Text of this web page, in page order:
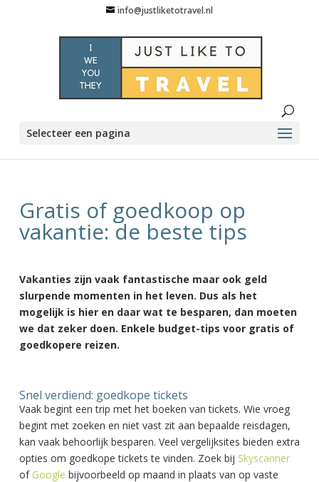
info@justliketotravel.nl
Selecteer een pagina
Gratis of goedkoop op
vakantie: de beste tips
Vakanties zijn vaak fantastische maar ook geld
slurpende momenten in het leven. Dus als het
mogelijk is hier en daar wat te besparen, dan moeten
we dat zeker doen. Enkele budget-tips voor gratis of
goedkopere reizen.
Snel verdiend: goedkope tickets
Vaak begint een trip met het boeken van tickets. Wie vroeg
begint met zoeken en niet vast zit aan bepaalde reisdagen,
kan vaak behoorlijk besparen. Veel vergelijksites bieden extra
opties om goedkope tickets te vinden. Zoek bij Skyscanner
of Google bijvoorbeeld op maand in plaats van op vaste